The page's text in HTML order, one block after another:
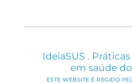
IdeiaSUS .
em saúde
ESTE WEBSITE É REGIDO